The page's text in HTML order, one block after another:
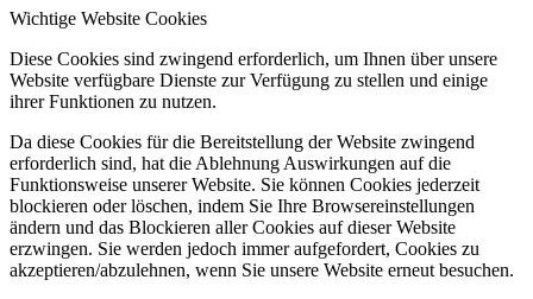
Wichtige Website Cookies
Diese Cookies sind zwingend erforderlich, um Ihnen über unsere
Website verfügbare Dienste zur Verfügung zu stellen und einige
ihrer Funktionen zu nutzen.
Da diese Cookies für die Bereitstellung der Website zwingend
erforderlich sind, hat die Ablehnung Auswirkungen auf die
Funktionsweise unserer Website. Sie können Cookies jederzeit
blockieren oder löschen, indem Sie Ihre Browsereinstellungen
ändern und das Blockieren aller Cookies auf dieser Website
erzwingen. Sie werden jedoch immer aufgefordert, Cookies zu
akzeptieren/abzulehnen, wenn Sie unsere Website erneut besuchen.